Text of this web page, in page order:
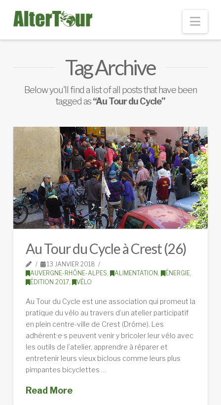
Tag Archive
Below you'll find a list of all posts that have been
tagged as“Au Tour du Cycle”
Au Tour du Cycle à Crest (26)
13 JANVIER 2018
AUVERGNE-RHÔNE-ALPES, ALIMENTATION, ÉNERGIE,
ÉDITION 2017, VÉLO
Au Tour du Cycle est une association qui promeut la
pratique du vélo au travers d’un atelier participatif
en plein centre-ville de Crest (Drôme). Les
adhérent·e·s peuvent venir y bricoler leur vélo avec
les outils de l’atelier, apprendre à réparer et
entretenir leurs vieux biclous comme leurs plus
pimpantes bicyclettes …
Read More